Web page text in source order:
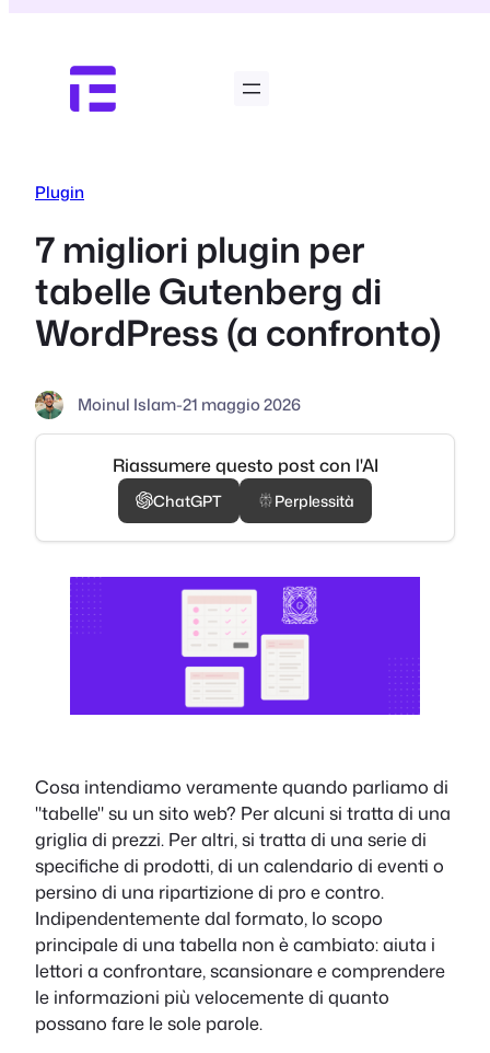
contenuto
Plugin
7 migliori plugin per
tabelle Gutenberg di
WordPress (a confronto)
Moinul Islam-21 maggio 2026
Riassumere questo post con l'AI
ChatGPT Perplessità
Cosa intendiamo veramente quando parliamo di
"tabelle" su un sito web? Per alcuni si tratta di una
griglia di prezzi. Per altri, si tratta di una serie di
specifiche di prodotti, di un calendario di eventi o
persino di una ripartizione di pro e contro.
Indipendentemente dal formato, lo scopo
principale di una tabella non è cambiato: aiuta i
lettori a confrontare, scansionare e comprendere
le informazioni più velocemente di quanto
possano fare le sole parole.